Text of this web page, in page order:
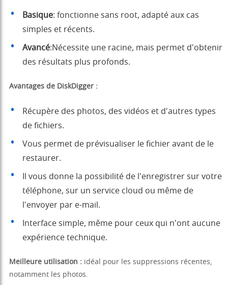
Basique: fonctionne sans root, adapté aux cas
simples et récents.
Avancé:Nécessite une racine, mais permet d'obtenir
des résultats plus profonds.
Avantages de DiskDigger :
Récupère des photos, des vidéos et d'autres types
de fichiers.
Vous permet de prévisualiser le fichier avant de le
restaurer.
Il vous donne la possibilité de l'enregistrer sur votre
téléphone, sur un service cloud ou même de
l'envoyer par e-mail.
Interface simple, même pour ceux qui n'ont aucune
expérience technique.
Meilleure utilisation : idéal pour les suppressions récentes,
notamment les photos.